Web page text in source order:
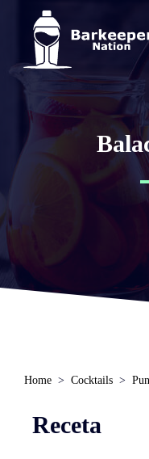
Home Cocktails
Receta